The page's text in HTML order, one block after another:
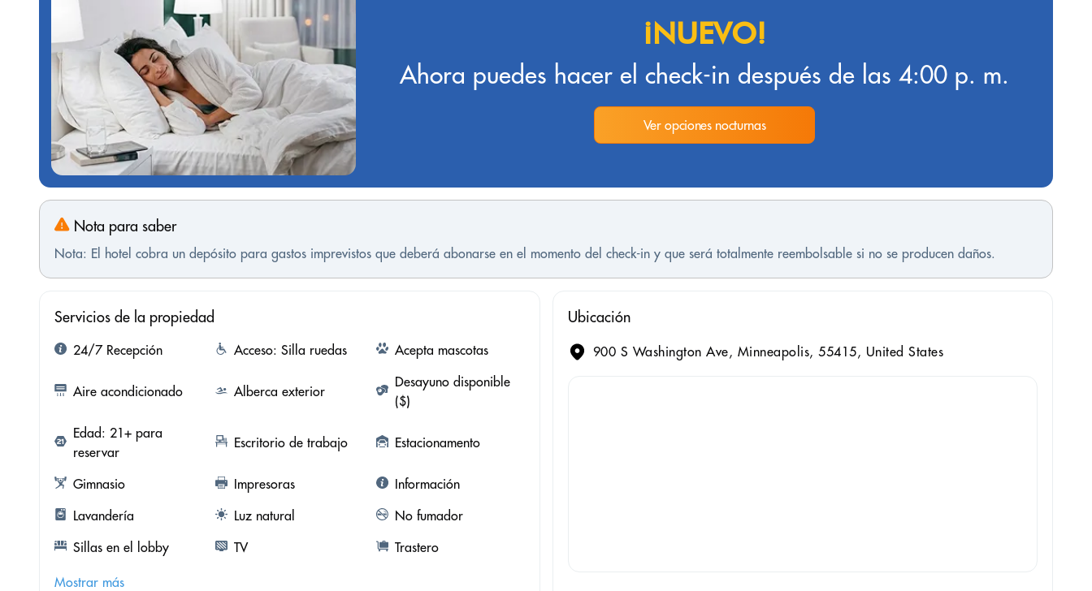
¡NUEVO!
Ahora puedes hacer el check-in después de las 4:00 p. m.
Ver opciones nocturnas
Nota para saber
Nota: El hotel cobra un depósito para gastos imprevistos que deberá abonarse en el momento del check-in y que será totalmente reembolsable si no se producen daños.
Servicios de la propiedad
24/7 Recepción Acceso: Silla ruedas Acepta mascotas
Aire acondicionado Alberca exterior
Desayuno disponible
($)
Edad: 21+ para
reservar
Escritorio de trabajo Estacionamento
Gimnasio Impresoras
Información
Lavandería
Luz natural
No fumador
Sillas en el lobby
TV Trastero
Mostrar más
Ubicación
900 S Washington Ave, Minneapolis, 55415, United States